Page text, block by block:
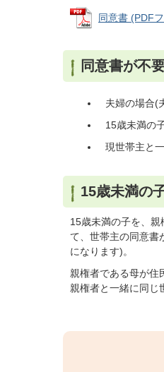
同意書 (PDF
同意書が不
夫婦の場合(
15歳未満の
現世帯主と
15歳未満の
15歳未満の子を、
て、世帯主の同意書
になります)。
親権者である母が住
親権者と一緒に同じ